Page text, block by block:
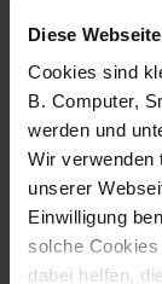
Diese
Cookies sind
B. Computer,
werden und
Wir verwenden
unserer
Einwilligung
solche
dabei helfen,
Fotografo:
Sternbach
Download